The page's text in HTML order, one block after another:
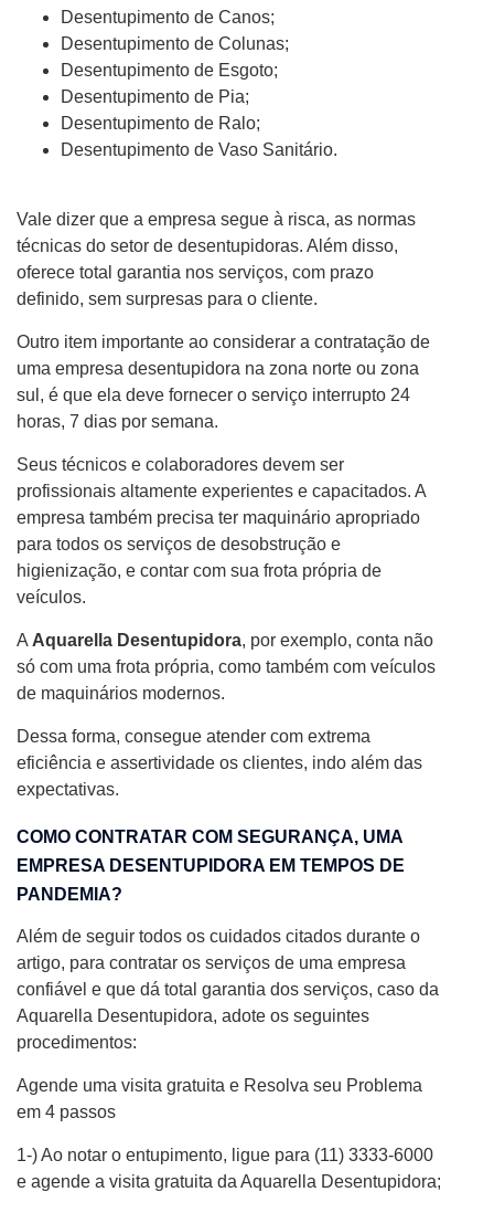
Desentupimento de Canos;
Desentupimento de Colunas;
Desentupimento de Esgoto;
Desentupimento de Pia;
Desentupimento de Ralo;
Desentupimento de Vaso Sanitário.
Vale dizer que a empresa segue à risca, as normas
técnicas do setor de desentupidoras. Além disso,
oferece total garantia nos serviços, com prazo
definido, sem surpresas para o cliente.
Outro item importante ao considerar a contratação de
uma empresa desentupidora na zona norte ou zona
sul, é que ela deve fornecer o serviço interrupto 24
horas, 7 dias por semana.
Seus técnicos e colaboradores devem ser
profissionais altamente experientes e capacitados. A
empresa também precisa ter maquinário apropriado
para todos os serviços de desobstrução e
higienização, e contar com sua frota própria de
veículos.
A Aquarella Desentupidora, por exemplo, conta não
só com uma frota própria, como também com veículos
de maquinários modernos.
Dessa forma, consegue atender com extrema
eficiência e assertividade os clientes, indo além das
expectativas.
COMO CONTRATAR COM SEGURANÇA, UMA
EMPRESA DESENTUPIDORA EM TEMPOS DE
PANDEMIA?
Além de seguir todos os cuidados citados durante o
artigo, para contratar os serviços de uma empresa
confiável e que dá total garantia dos serviços, caso da
Aquarella Desentupidora, adote os seguintes
procedimentos:
Agende uma visita gratuita e Resolva seu Problema
em 4 passos
1-) Ao notar o entupimento, ligue para (11) 3333-6000
e agende a visita gratuita da Aquarella Desentupidora;